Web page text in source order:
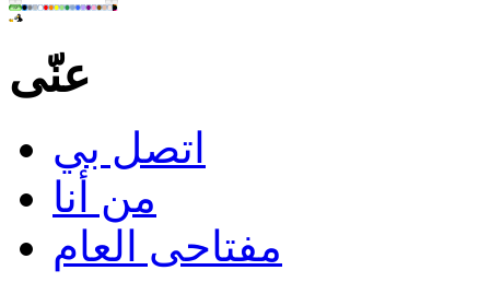
عنّى
اتصل بي
من أنا
مفتاحى العام